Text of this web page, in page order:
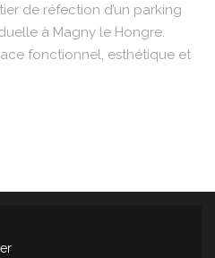
de réfection d’un parking
à Magny le Hongre.
fonctionnel, esthétique et